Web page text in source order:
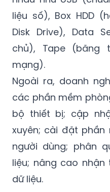
liệu số), Box HDD
Disk Drive), Data
chủ), Tape (băng
mạng).
Ngoài ra, doanh
các phần mềm
bộ thiết bị; cập
xuyên; cài đặt
người dùng; phân
liệu; nâng cao
dữ liệu.